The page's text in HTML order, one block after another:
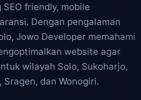
friendly, mobile
Dengan pengalaman
Jowo Developer memahami
website agar
wilayah Solo, Sukoharjo,
dan Wonogiri.